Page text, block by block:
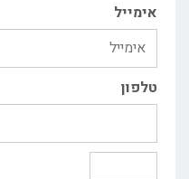
אימייל
טלפון